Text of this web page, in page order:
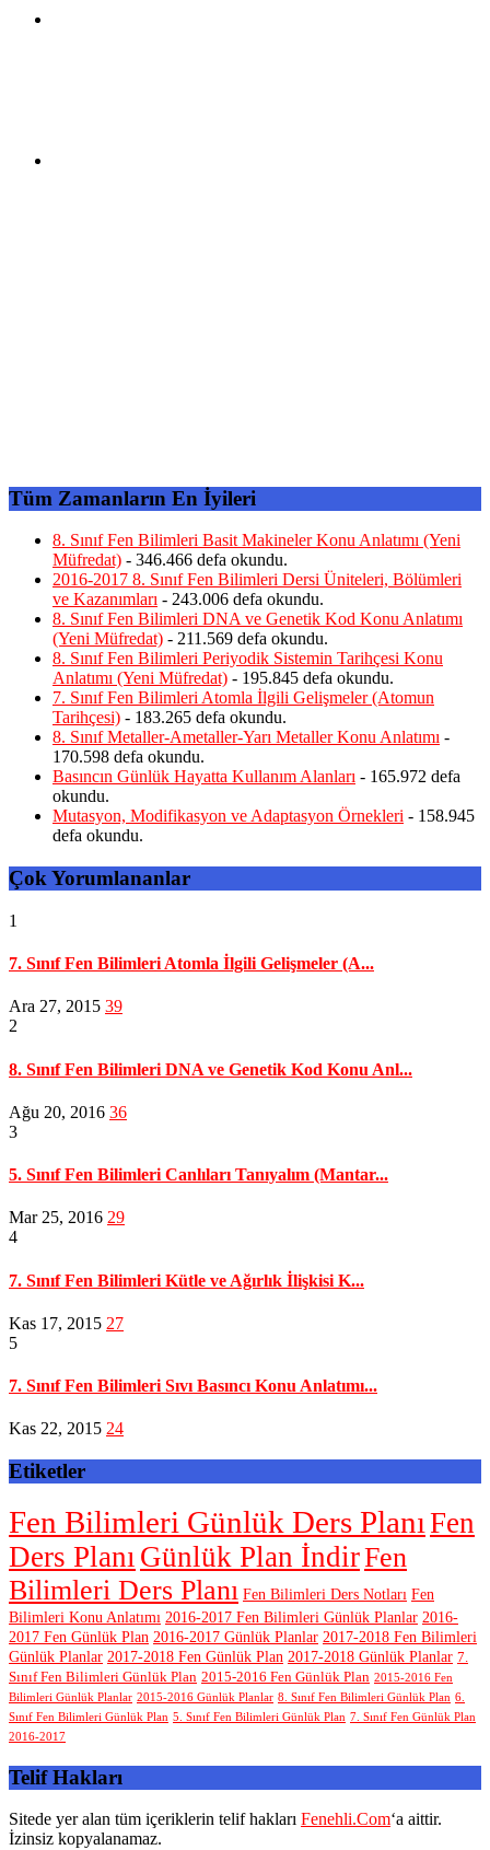
Tüm Zamanların En İyileri
8. Sınıf Fen Bilimleri Basit Makineler Konu Anlatımı (Yeni
Müfredat) - 346.466 defa okundu.
2016-2017 8. Sınıf Fen Bilimleri Dersi Üniteleri, Bölümleri
ve Kazanımları - 243.006 defa okundu.
8. Sınıf Fen Bilimleri DNA ve Genetik Kod Konu Anlatımı
(Yeni Müfredat) - 211.569 defa okundu.
8. Sınıf Fen Bilimleri Periyodik Sistemin Tarihçesi Konu
Anlatımı (Yeni Müfredat) - 195.845 defa okundu.
7. Sınıf Fen Bilimleri Atomla İlgili Gelişmeler (Atomun
Tarihçesi) - 183.265 defa okundu.
8. Sınıf Metaller-Ametaller-Yarı Metaller Konu Anlatımı -
170.598 defa okundu.
Basıncın Günlük Hayatta Kullanım Alanları - 165.972 defa
okundu.
Mutasyon, Modifikasyon ve Adaptasyon Örnekleri - 158.945
defa okundu.
Çok Yorumlananlar
1
7. Sınıf Fen Bilimleri Atomla İlgili Gelişmeler (A...
Ara 27, 2015 39
2
8. Sınıf Fen Bilimleri DNA ve Genetik Kod Konu Anl...
Ağu 20, 2016 36
3
5. Sınıf Fen Bilimleri Canlıları Tanıyalım (Mantar...
Mar 25, 2016 29
4
7. Sınıf Fen Bilimleri Kütle ve Ağırlık İlişkisi K...
Kas 17, 2015 27
5
7. Sınıf Fen Bilimleri Sıvı Basıncı Konu Anlatımı...
Kas 22, 2015 24
Etiketler
Fen Bilimleri Günlük Ders Planı Fen
Ders Planı Günlük Plan İndirFen
Bilimleri Ders Planı Fen Bilimleri Ders Notları Fen
Bilimleri Konu Anlatımı 2016-2017 Fen Bilimleri Günlük Planlar 2016-
2017 Fen Günlük Plan 2016-2017 Günlük Planlar 2017-2018 Fen Bilimleri
Günlük Planlar 2017-2018 Fen Günlük Plan 2017-2018 Günlük Planlar 7.
Sınıf Fen Bilimleri Günlük Plan 2015-2016 Fen Günlük Plan 2015-2016 Fen
Bilimleri Günlük Planlar 2015-2016 Günlük Planlar 8. Sınıf Fen Bilimleri Günlük Plan 6.
Sınıf Fen Bilimleri Günlük Plan 5. Sınıf Fen Bilimleri Günlük Plan 7. Sınıf Fen Günlük Plan
2016-2017
Telif Hakları
Sitede yer alan tüm içeriklerin telif hakları Fenehli.Com‘a aittir.
İzinsiz kopyalanamaz.